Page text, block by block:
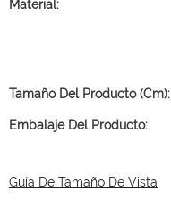
Material:
Tamaño Del Producto (cm):
Embalaje Del Producto:
Guía De Tamaño De Vista